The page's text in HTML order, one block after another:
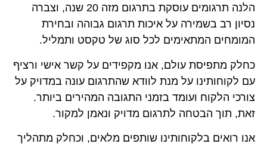
הלנה תרגומים עוסקת בתרגום מזה 20 שנה, וצברה
נסיון רב בשמירה על איכות תרגום גבוהה ובחירת
המומחים המתאימים לכל סוג של טקסט ותמליל.
כחלק מתפיסת עולם, אנו מקפידים על קשר אישי ורציף
עם לקוחותינו על מנת לוודא שהתרגום עונה במדויק על
צורכי הלקוח ועומד בזמני התגובה המהירים ביותר.
זאת, תוך הבטחה לתרגום מדויק ונאמן למקור.
אנו רואים בלקוחותינו שותפים מלאים, וכחלק מתהליך